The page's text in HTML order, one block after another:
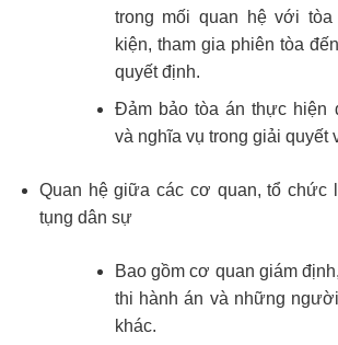
trong mối quan hệ với
kiện, tham gia phiên tòa
quyết định.
Đảm bảo tòa án thực hiện
và nghĩa vụ trong giải quyết
Quan hệ giữa các cơ quan, tổ chức
tụng dân sự
Bao gồm cơ quan giám
thi hành án và những
khác.